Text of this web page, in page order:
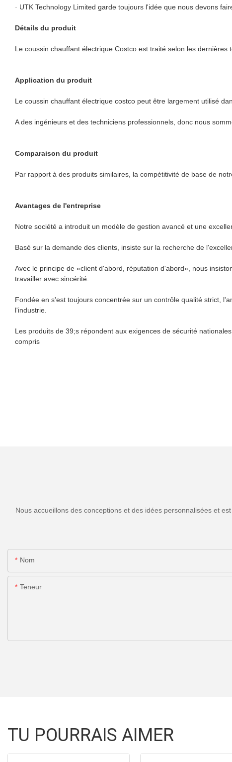
· UTK Technology Limited garde toujours l'idée que nous devons
Détails du produit
Le coussin chauffant électrique Costco est traité selon les
Application du produit
Le coussin chauffant électrique costco peut être largement utilisé
A des ingénieurs et des techniciens professionnels, donc nous
Comparaison du produit
Par rapport à des produits similaires, la compétitivité de base de
Avantages de l'entreprise
Notre société a introduit un modèle de gestion avancé et une
Basé sur la demande des clients, insiste sur la recherche de
Avec le principe de «client d'abord, réputation d'abord», nous
travailler avec sincérité.
Fondée en s'est toujours concentrée sur un contrôle qualité strict,
l'industrie.
Les produits de 39;s répondent aux exigences de sécurité
compris
Nous accueillons des conceptions et des idées personnalisées et
Nom
Teneur
TU POURRAIS AIMER